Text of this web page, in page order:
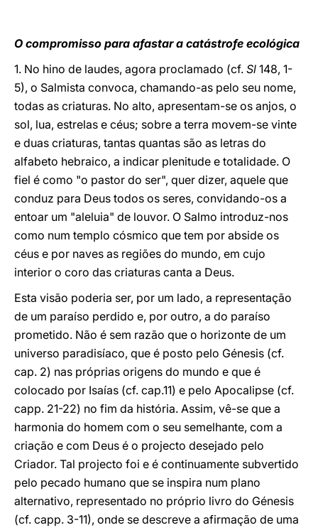
O compromisso para afastar a catástrofe ecológica
1. No hino de laudes, agora proclamado (cf. Sl 148, 1-
5), o Salmista convoca, chamando-as pelo seu nome,
todas as criaturas. No alto, apresentam-se os anjos, o
sol, lua, estrelas e céus; sobre a terra movem-se vinte
e duas criaturas, tantas quantas são as letras do
alfabeto hebraico, a indicar plenitude e totalidade. O
fiel é como "o pastor do ser", quer dizer, aquele que
conduz para Deus todos os seres, convidando-os a
entoar um "aleluia" de louvor. O Salmo introduz-nos
como num templo cósmico que tem por abside os
céus e por naves as regiões do mundo, em cujo
interior o coro das criaturas canta a Deus.
Esta visão poderia ser, por um lado, a representação
de um paraíso perdido e, por outro, a do paraíso
prometido. Não é sem razão que o horizonte de um
universo paradisíaco, que é posto pelo Génesis (cf.
cap. 2) nas próprias origens do mundo e que é
colocado por Isaías (cf. cap.11) e pelo Apocalipse (cf.
capp. 21-22) no fim da história. Assim, vê-se que a
harmonia do homem com o seu semelhante, com a
criação e com Deus é o projecto desejado pelo
Criador. Tal projecto foi e é continuamente subvertido
pelo pecado humano que se inspira num plano
alternativo, representado no próprio livro do Génesis
(cf. capp. 3-11), onde se descreve a afirmação de uma